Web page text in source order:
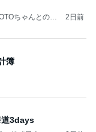
ちゃんとのは
2日前
簿
道3days